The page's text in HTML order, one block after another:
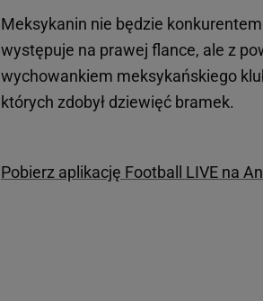
Meksykanin nie będzie
występuje na prawej flance, ale z
wychowankiem meksykańskiego
których zdobył dziewięć bramek.
Pobierz aplikację Football LIVE na